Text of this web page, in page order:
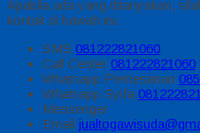
Apabila ada yang ditanyakan,
kontak di bawah ini.
SMS 081222821060
Call Center 081222821060
Whatsapp Pemesanan
Whatsapp Syifa
Messenger
Email